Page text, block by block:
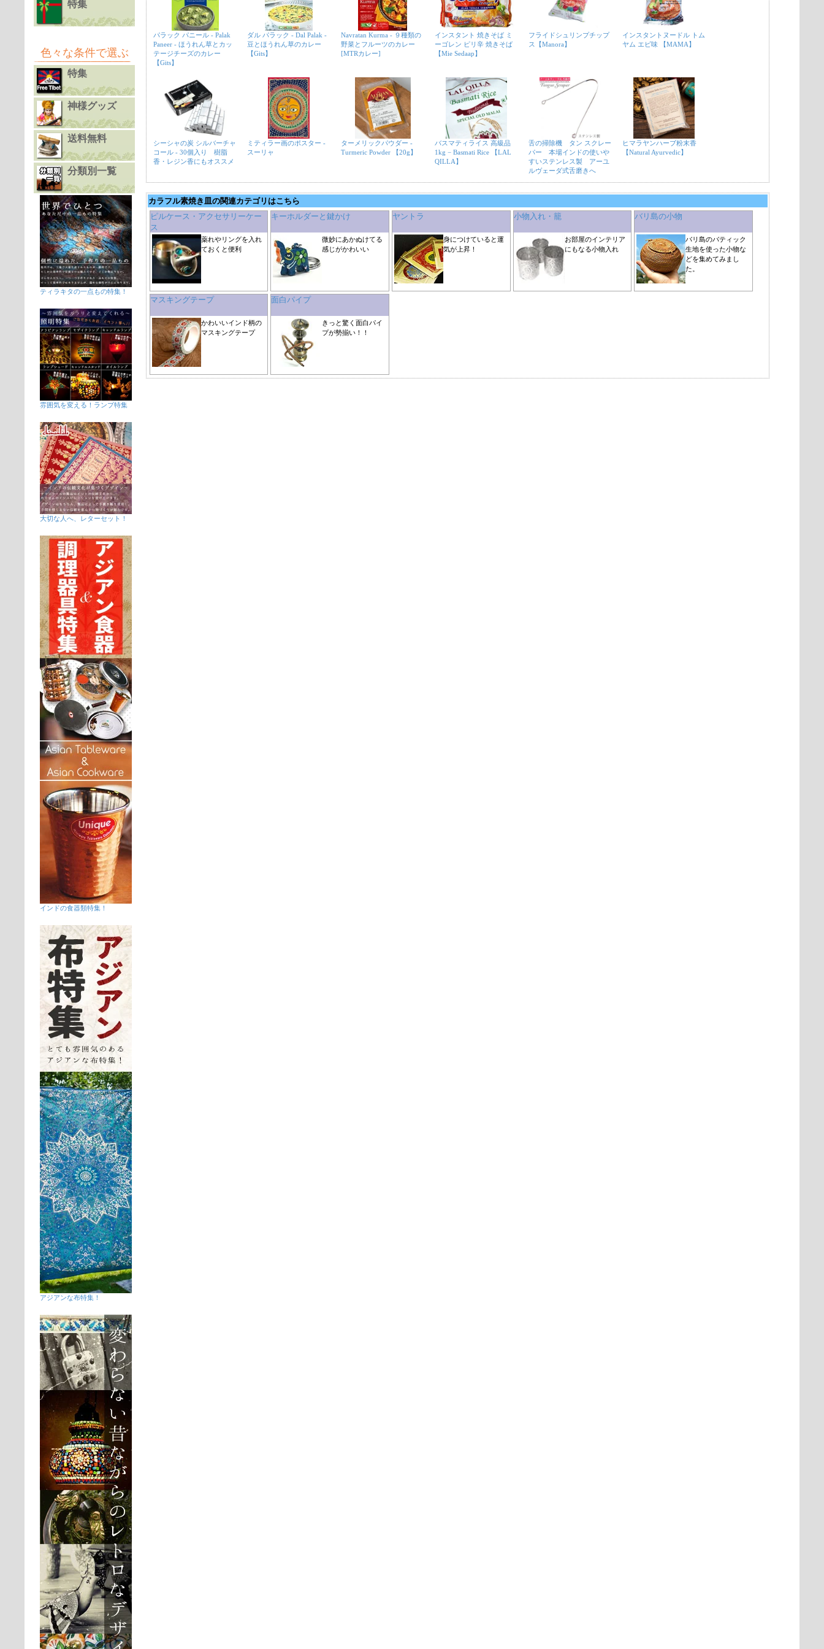
特集
色々な条件で選ぶ
特集
神様グッズ
送料無料
分類別一覧
ティラキタの一点もの特集！
雰囲気を変える！ランプ特集
大切な人へ、レターセット！
インドの食器類特集！
アジアンな布特集！
パラック パニール - Palak
Paneer - ほうれん草とカッ
テージチーズのカレー
【Gits】
ダル パラック - Dal Palak -
豆とほうれん草のカレー
【Gits】
Navratan Kurma - ９種類の
野菜とフルーツのカレー
[MTRカレー]
インスタント 焼きそば ミ
ーゴレン ピリ辛 焼きそば
【Mie Sedaap】
フライドシュリンプチップ
ス【Manora】
インスタントヌードル トム
ヤム エビ味 【MAMA】
シーシャの炭 シルバーチャ
コール - 30個入り 樹脂
香・レジン香にもオススメ
ミティラー画のポスター -
スーリャ
ターメリックパウダー -
Turmeric Powder 【20g】
バスマティライス 高級品
1kg − Basmati Rice 【LAL
QILLA】
舌の掃除機 タン スクレー
パー 本場インドの使いや
すいステンレス製 アーユ
ルヴェーダ式舌磨きへ
ヒマラヤンハーブ粉末香
【Natural Ayurvedic】
カラフル素焼き皿の関連カテゴリはこちら
ピルケース・アクセサリーケー
ス
薬れやリングを入れ
ておくと便利
キーホルダーと鍵かけ
微妙にあかぬけてる
感じがかわいい
ヤントラ
身につけていると運
気が上昇！
小物入れ・籠
お部屋のインテリア
にもなる小物入れ
バリ島の小物
バリ島のバティック
生地を使った小物な
どを集めてみまし
た。
マスキングテープ
かわいいインド柄の
マスキングテープ
面白パイプ
きっと驚く面白パイ
プが勢揃い！！